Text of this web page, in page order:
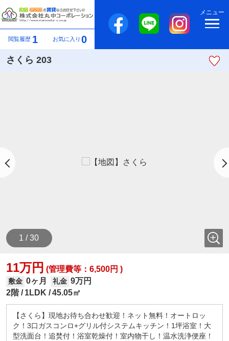
閲覧履歴 1 お気に入り 0
メニュー
さくら 203
1 / 30
11万円 (管理費等：6,500円 )
敷金 0ヶ月 礼金 9万円
2階
1LDK 45.05㎡
【さくら】現地お待ち合わせ歓迎！ネット無料！オートロッ
ク！3口ガスコンロ+グリル付システムキッチン！1坪浴室！大
型洗面台！追焚付！浴室乾燥付！室内物干し！温水洗浄便座！